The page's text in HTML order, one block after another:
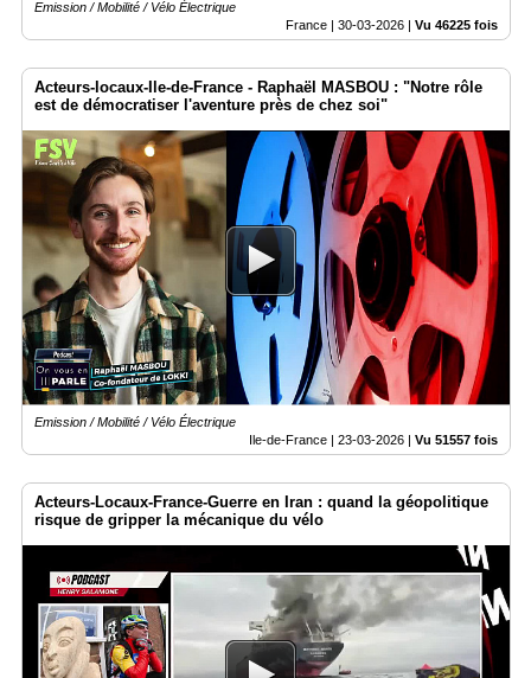
Emission / Mobilité / Vélo Électrique
France | 30-03-2026 Vu 46225 fois
Acteurs-locaux-Ile-de-France - Raphaël MASBOU : "Notre rôle
est de démocratiser l'aventure près de chez soi"
Emission / Mobilité / Vélo Électrique
Ile-de-France | 23-03-2026 | Vu 51557 fois
Acteurs-Locaux-France-Guerre en Iran : quand la géopolitique
risque de gripper la mécanique du vélo